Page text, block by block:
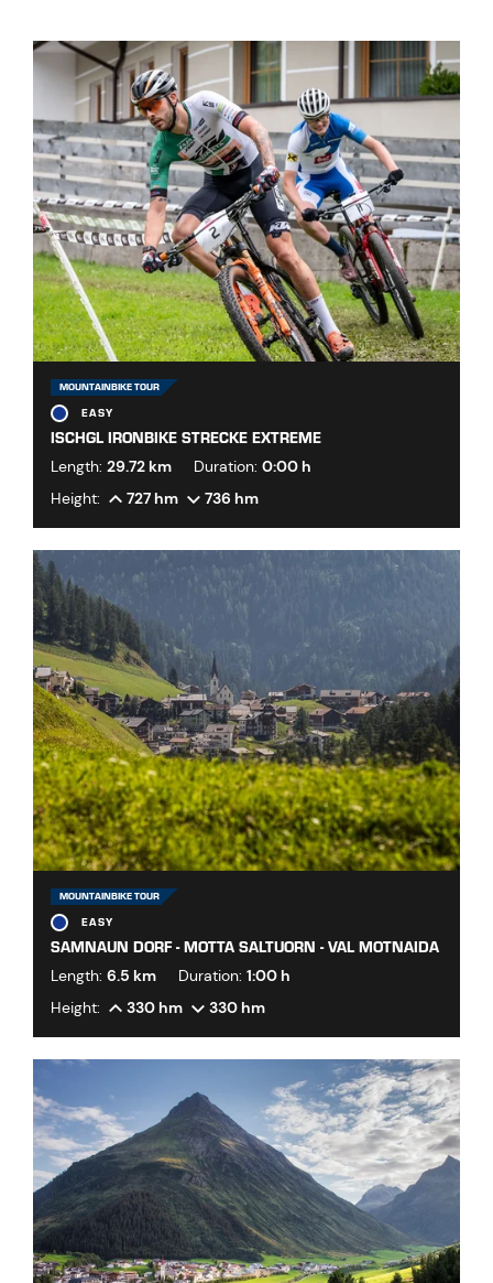
MOUNTAINBIKE TOUR
EASY
ISCHGL IRONBIKE STRECKE EXTREME
Length: 29.72 km Duration: 0:00 h
Height:
727 hm 736 hm
MOUNTAINBIKE TOUR
EASY
SAMNAUN DORF - MOTTA SALTUORN - VAL MOTNAIDA
Length: 6.5 km Duration: 1:00 h
Height:
330 hm 330 hm